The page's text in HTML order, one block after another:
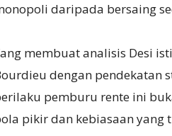
daripada bersaing
membuat analisis Desi
dengan pendekatan
pemburu rente ini
pikir dan kebiasaan yang